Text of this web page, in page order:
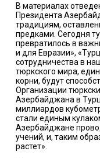
В материалах
Президента
традициям,
предками. Сегодня
превратилось в
и для Евразии»,
сотрудничества в
тюркского мира,
корни, будут
Организации
Азербайджана в
миллиардов
стали единым
Азербайджане
учений, и, таким
растет».